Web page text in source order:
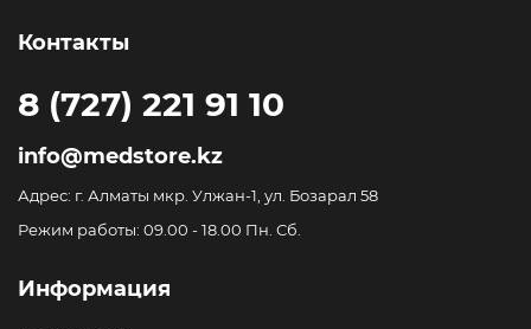
Контакты
8 (727) 221 91 10
info@medstore.kz
Адрес: г. Алматы мкр. Улжан-1, ул. Бозарал 58
Режим работы: 09.00 - 18.00 Пн. Сб.
Информация